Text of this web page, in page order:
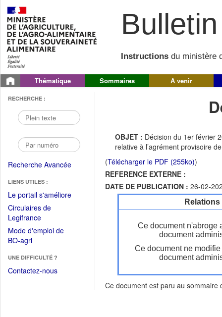
Instructions du ministère
Thématique Sommaires A venir
RECHERCHE :
Recherche Avancée
LIENS UTILES :
Le portail s'améliore(Fichier
Circulaires de
Legifrance(Ouvrir
dans
une
fenêtre)
Mode d'emploi de
BO-agri(Ouvrir
une
nouvelle
UNE DIFFICULTÉ ?
Contactez-nous
OBJET : Décision du 1er février
relative à l’agrément provisoire
(Télécharger le PDF (255ko))
REFERENCE EXTERNE :
DATE DE PUBLICATION : 26-02-
Ce document n'abroge
document
Ce document ne
document
Ce document est paru au sommaire